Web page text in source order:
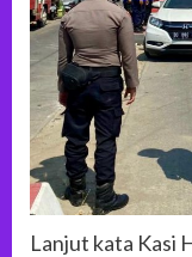
Lanjut kata Kasi